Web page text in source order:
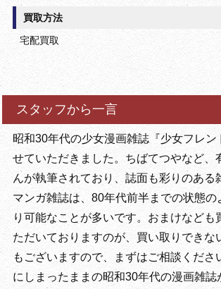
買取方法
宅配買取
スタッフから一言
昭和30年代の少女漫画雑誌『少女フレン
せていただきました。ちばてつやなど、
んが執筆されており、誌面も彩りのある
マンガ雑誌は、80年代前半までの状態の
り可能なことが多いです。おまけなども
ただいておりますのが、買い取りできな
もございますので、まずはご相談くださ
にしまったままの昭和30年代の漫画雑誌